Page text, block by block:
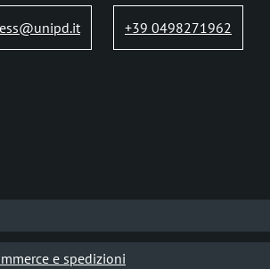
+39 0498271962
e spedizioni